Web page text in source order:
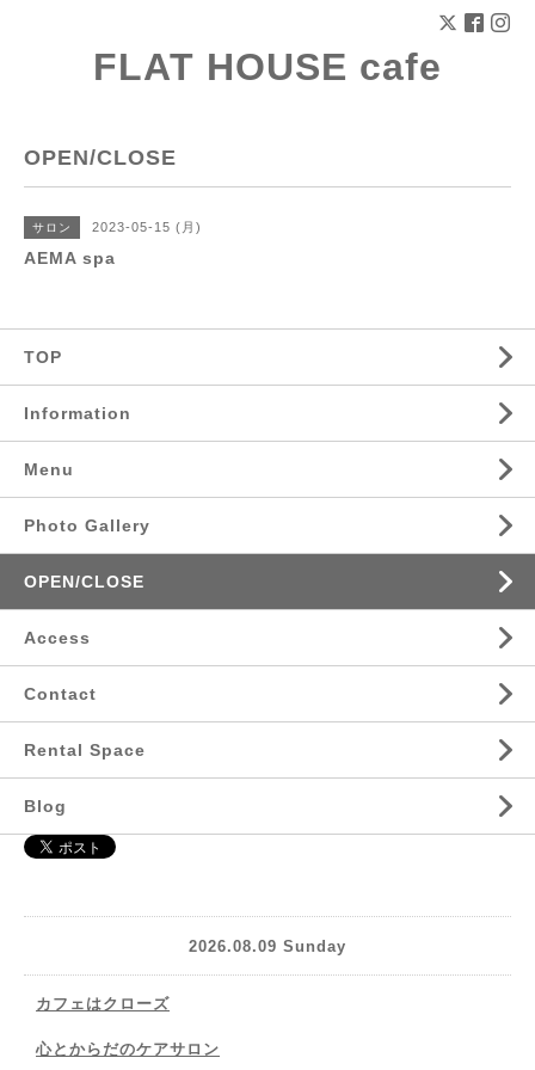
FLAT HOUSE cafe
OPEN/CLOSE
サロン 2023-05-15 (月)
AEMA spa
TOP
Information
Menu
Photo Gallery
OPEN/CLOSE
Access
Contact
Rental Space
Blog
2026.08.09 Sunday
カフェはクローズ
心とからだのケアサロン